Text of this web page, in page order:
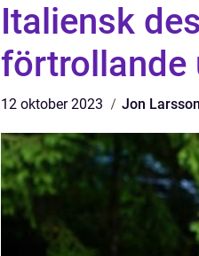
Italiensk
förtrollande
12 oktober 2023 Jon Larsson